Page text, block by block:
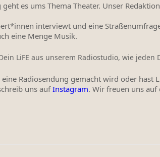
es ums Thema Theater. Unser
interviewt und eine
eine Menge Musik.
LiFE aus unserem Radiostudio, wie
Radiosendung gemacht wird oder hast
uns aufInstagram. Wir freuen uns auf